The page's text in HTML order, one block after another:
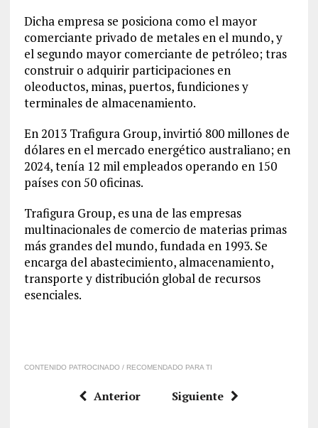
Dicha empresa se posiciona como el mayor
comerciante privado de metales en el mundo, y
el segundo mayor comerciante de petróleo; tras
construir o adquirir participaciones en
oleoductos, minas, puertos, fundiciones y
terminales de almacenamiento.
En 2013 Trafigura Group, invirtió 800 millones de
dólares en el mercado energético australiano; en
2024, tenía 12 mil empleados operando en 150
países con 50 oficinas.
Trafigura Group, es una de las empresas
multinacionales de comercio de materias primas
más grandes del mundo, fundada en 1993. Se
encarga del abastecimiento, almacenamiento,
transporte y distribución global de recursos
esenciales.
CONTENIDO PATROCINADO / RECOMENDADO PARA TI
Anterior Siguiente